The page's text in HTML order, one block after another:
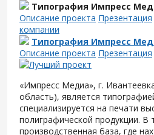
Типография Импресс
Описание проекта Презентация
компании
Типография Импресс
Описание проекта Презентация
«Импресс Медиа», г.
область), является
специализируется на печати
полиграфической продукции.
производственная база, где